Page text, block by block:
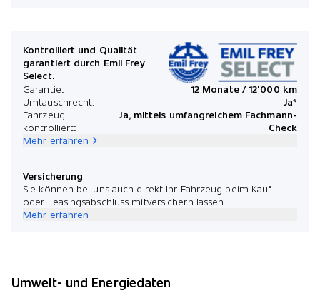
Kontrolliert und Qualität
garantiert durch Emil Frey
Select.
Garantie:
12 Monate / 12'000 km
Umtauschrecht:
Ja*
Fahrzeug
kontrolliert:
Ja, mittels umfangreichem Fachmann-
Check
Mehr erfahren
Versicherung
Sie können bei uns auch direkt Ihr Fahrzeug beim Kauf-
oder Leasingsabschluss mitversichern lassen.
Mehr erfahren
Umwelt- und Energiedaten